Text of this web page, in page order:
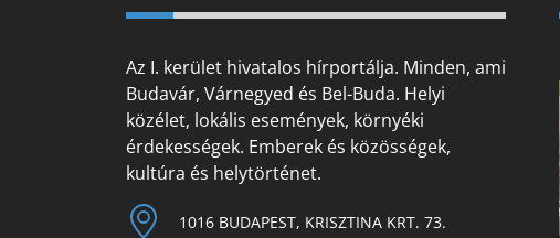
Az I. kerület hivatalos hírportálja. Minden, ami
Budavár, Várnegyed és Bel-Buda. Helyi
közélet, lokális események, környéki
érdekességek. Emberek és közösségek,
kultúra és helytörténet.
1016 BUDAPEST, KRISZTINA KRT. 73.